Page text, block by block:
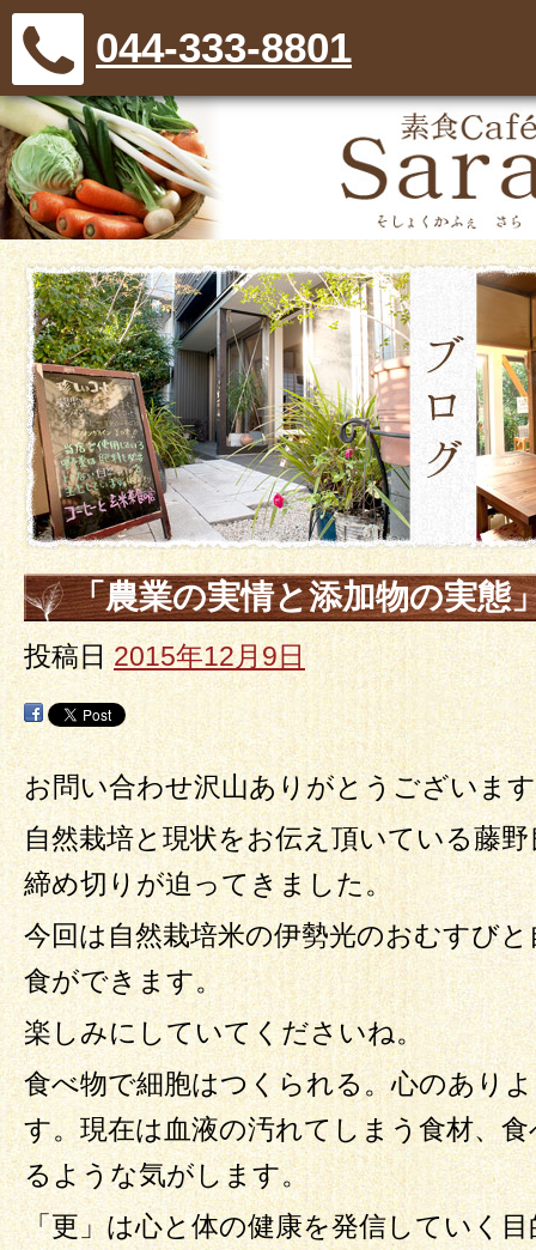
044-333-8801
「農業の実情と添加物の実態
迫ってきました。
投稿日 2015年12月9日
お問い合わせ沢山ありがとうございま
自然栽培と現状をお伝え頂いている藤
締め切りが迫ってきました。
今回は自然栽培米の伊勢光のおむすび
食ができます。
楽しみにしていてくださいね。
食べ物で細胞はつくられる。心のあり
す。現在は血液の汚れてしまう食材、
るような気がします。
「更」は心と体の健康を発信していく